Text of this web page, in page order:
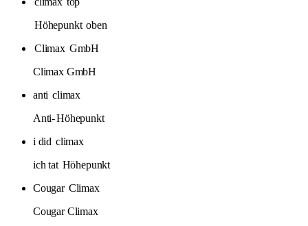
Höhepunkt oben
Climax GmbH
Climax GmbH
anti climax
Anti-Höhepunkt
i did climax
ich tat Höhepunkt
Cougar Climax
Cougar Climax